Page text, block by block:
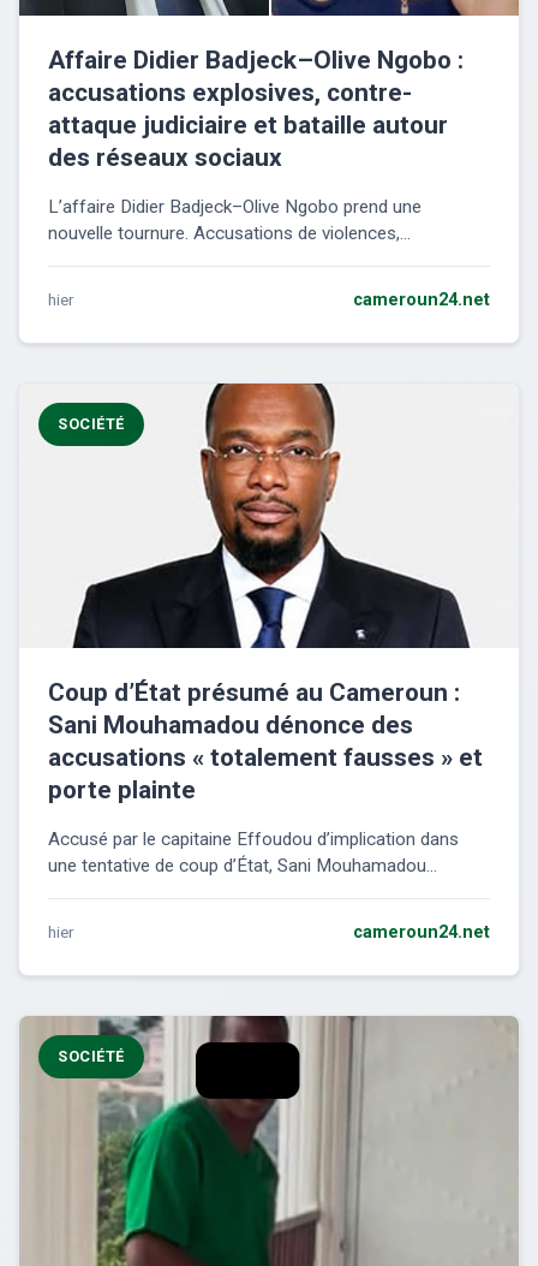
Affaire Didier Badjeck–Olive Ngobo :
accusations explosives, contre-
attaque judiciaire et bataille autour
des réseaux sociaux
L’affaire Didier Badjeck–Olive Ngobo prend une
nouvelle tournure. Accusations de violences,...
hier cameroun24.net
SOCIÉTÉ
Coup d’État présumé au Cameroun :
Sani Mouhamadou dénonce des
accusations « totalement fausses » et
porte plainte
Accusé par le capitaine Effoudou d’implication dans
une tentative de coup d’État, Sani Mouhamadou...
hier cameroun24.net
SOCIÉTÉ